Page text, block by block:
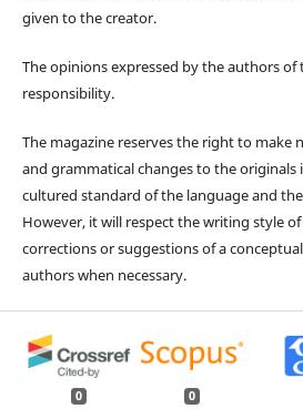
given to the creator.
The opinions expressed by the authors of
responsibility.
The magazine reserves the right to make
and grammatical changes to the
cultured standard of the language and
However, it will respect the writing style
corrections or suggestions of a
authors when necessary.
0 0